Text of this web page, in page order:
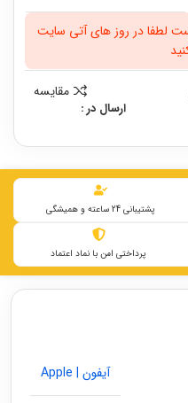
لطفا در روز های آتی سایت
مقایسه
ارسال در :
پشتیبانی 24 ساعته و همیشگی
پرداختی امن با نماد اعتماد
آیفون | Apple